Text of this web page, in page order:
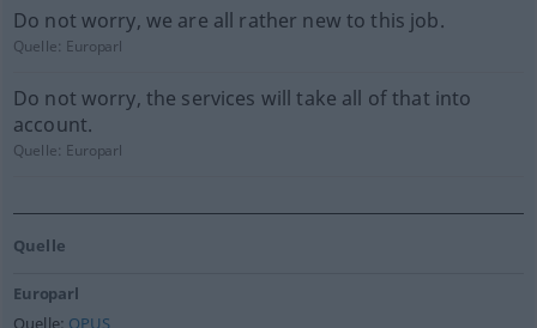
Do not worry, we are all rather new to this job.
Quelle: Europarl
Do not worry, the services will take all of that into
account.
Quelle: Europarl
Quelle
Europarl
Quelle: OPUS